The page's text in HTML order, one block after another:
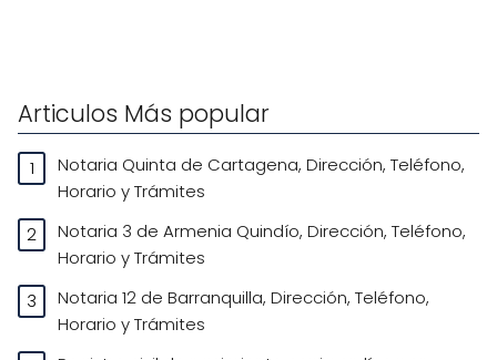
Articulos Más popular
Notaria Quinta de Cartagena, Dirección, Teléfono,
Horario y Trámites
Notaria 3 de Armenia Quindío, Dirección, Teléfono,
Horario y Trámites
Notaria 12 de Barranquilla, Dirección, Teléfono,
Horario y Trámites